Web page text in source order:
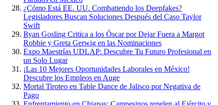
¿Cómo Está EE. UU. Combatiendo los Deepfakes?
Legisladores Buscan Soluciones Después del Caso Taylor
Swift
Ryan Gosling Critica a los Óscar por Dejar Fuera a Margot
Robbie y Greta Gerwig en las Nominaciones
Expo Maestrías UDLAP: Descubre Tu Futuro Profesional en
un Solo Lugar
¡Las 10 Mejores Oportunidades Laborales en México!
Descubre los Empleos en Auge
Mortal Tiroteo en Table Dance de Jalisco por Negativa de
Pago